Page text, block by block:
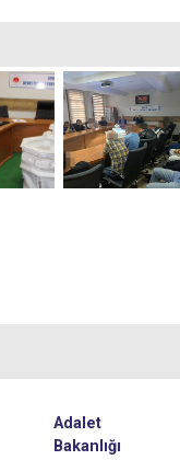
Adalet
Bakanlığı